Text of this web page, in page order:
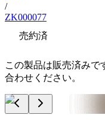
/
ZK000077
売約済
この製品は販売済みで
合わせください。